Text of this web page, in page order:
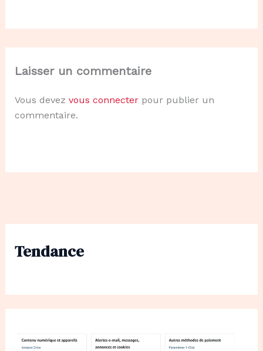
Tendance
Laisser un commentaire
Vous devez vous connecterpour publier un
commentaire.